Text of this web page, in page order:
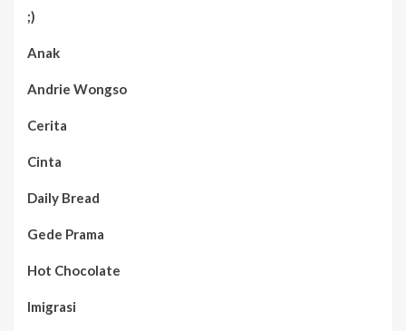
;)
Anak
Andrie Wongso
Cerita
Cinta
Daily Bread
Gede Prama
Hot Chocolate
Imigrasi